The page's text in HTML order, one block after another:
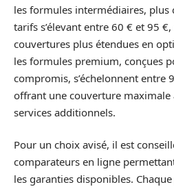
les formules intermédiaires, plus
tarifs s’élevant entre 60 € et 95
couvertures plus étendues en
les formules premium, conçues
compromis, s’échelonnent entre
offrant une couverture maximale
services additionnels.
Pour un choix avisé, il est
comparateurs en ligne
les garanties disponibles.